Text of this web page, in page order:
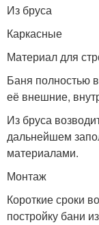
Из бруса
Каркасные
Материал для
Баня полностью
её внешние,
Из бруса
дальнейшем
материалами.
Монтаж
Короткие сроки
постройку бани